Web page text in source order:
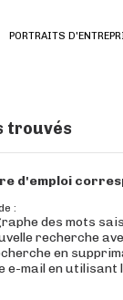
PORTRAITS
trouvés
d'emploi
:
des mots
recherche
en
e-mail en utilisant